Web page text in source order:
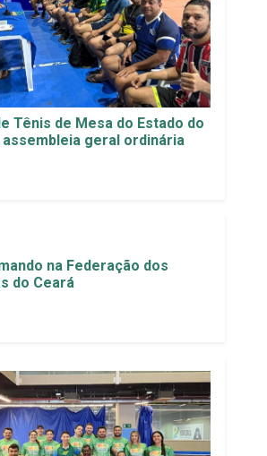
Tênis de Mesa do Estado do
geral ordinária
na Federação dos
do Ceará